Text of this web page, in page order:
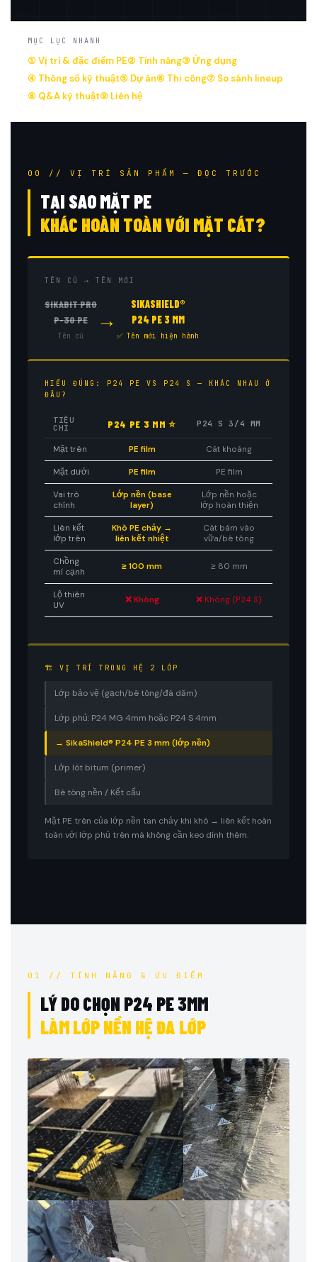
MỤC LỤC NHANH
① Vị trí & đặc điểm PE② Tính năng③ Ứng dụng
④ Thông số kỹ thuật⑤ Dự án⑥ Thi công⑦ So sánh lineup
⑧ Q&A kỹ thuật⑨ Liên hệ
00 // VỊ TRÍ SẢN PHẨM — ĐỌC TRƯỚC
TẠI SAO MẶT PE
KHÁC HOÀN TOÀN VỚI MẶT CÁT?
TÊN CŨ → TÊN MỚI
SIKABIT PRO
P-30 PE
Tên cũ
→
SIKASHIELD®
P24 PE 3 MM
✅ Tên mới hiện hành
HIỂU ĐÚNG: P24 PE VS P24 S — KHÁC NHAU Ở
ĐÂU?
TIÊU
CHÍ P24 PE 3 MM ⭐ P24 S 3/4 MM
Mặt trên PE film
Cát khoáng
Mặt dưới
PE film
PE film
Vai trò
chính
Lớp nền (base
layer)
Lớp nền hoặc
lớp hoàn thiện
Liên kết
lớp trên
Khò PE chảy →
liên kết nhiệt
Cát bám vào
vữa/bê tông
Chồng
mí cạnh
≥ 100 mm ≥ 80 mm
Lộ thiên
UV
❌ Không ❌ Không (P24 S)
🏗 VỊ TRÍ TRONG HỆ 2 LỚP
Lớp bảo vệ (gạch/bê tông/đá dăm)
Lớp phủ: P24 MG 4mm hoặc P24 S 4mm
→ SikaShield® P24 PE 3 mm (lớp nền)
Lớp lót bitum (primer)
Bê tông nền / Kết cấu
Mặt PE trên của lớp nền tan chảy khi khò → liên kết hoàn
toàn với lớp phủ trên mà không cần keo dính thêm.
01 // TÍNH NĂNG & ƯU ĐIỂM
LÝ DO CHỌN P24 PE 3MM
LÀM LỚP NỀN HỆ ĐA LỚP